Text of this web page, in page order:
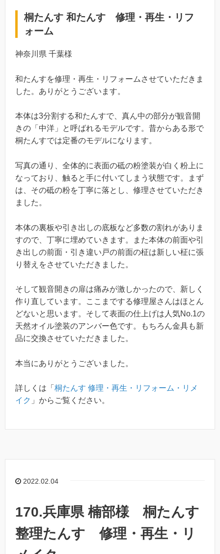
桐たんす 和たんす 修理・再生・リフ
ォーム
神奈川県 千葉様
和たんすを修理・再生・リフォームさせていただきま
した。ありがとうございます。
本体は3分割する和たんすで、真ん中の部分が観音開
きの「中洋」と呼ばれるモデルです。昔からある形で
桐たんすでは定番のモデルになります。
写真の通り、全体的に表面の砥の粉塗装が白く粉上に
なっており、触ると手に付いてしまう状態です。まず
は、その砥の粉を丁寧に落とし、修理させていただき
ました。
本体の裏板や引き出しの底板など多数の割れがありま
すので、丁寧に埋めていきます。また本体の前面や引
き出しの前面・引き違い戸の前面の柾は新しい柾に張
り替えをさせていただきました。
そして観音開きの扉は痛みが激しかったので、新しく
作り直しています。ここまでする修理屋さんはほとん
どないと思います。そして表面の仕上げは人気No.1の
天然オイル塗装のアンバー色です。もちろん金具も新
品に交換させていただきました。
本当にありがとうございました。
詳しくは「 桐たんす 修理・再生・リフォーム・リメ
イク 」からご覧ください。
2022.02.04
170.兵庫県 楠部様 桐たんす
整理たんす 修理・再生・リ